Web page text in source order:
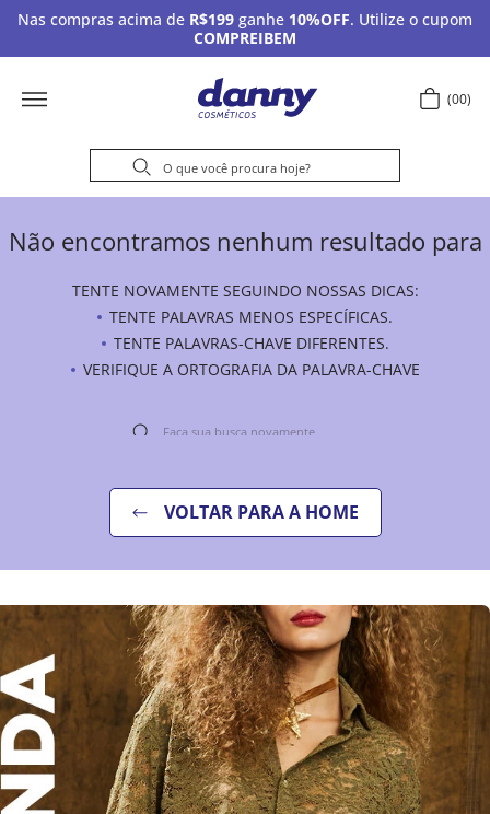
Nas compras acima de R$199 ganhe 10%OFF. Utilize o cupom
COMPREIBEM
00
Não encontramos nenhum resultado para
TENTE NOVAMENTE SEGUINDO NOSSAS DICAS:
TENTE PALAVRAS MENOS ESPECÍFICAS.
TENTE PALAVRAS-CHAVE DIFERENTES.
VERIFIQUE A ORTOGRAFIA DA PALAVRA-CHAVE
VOLTAR PARA A HOME